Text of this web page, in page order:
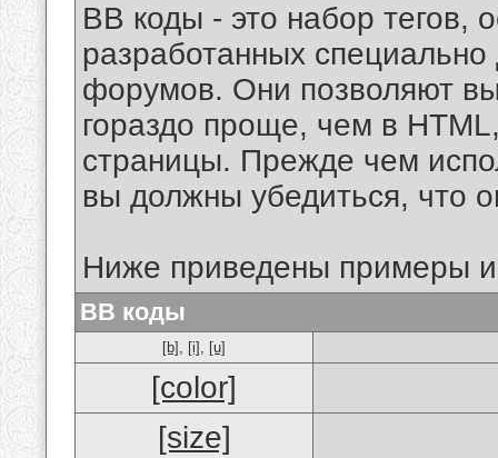
BB коды - это набор тегов,
разработанных
форумов. Они позволяют
гораздо проще, чем в
страницы. Прежде чем
вы должны убедиться, что
Ниже приведены примеры
BB коды
[b] , [i] , [u]
[color]
[size]